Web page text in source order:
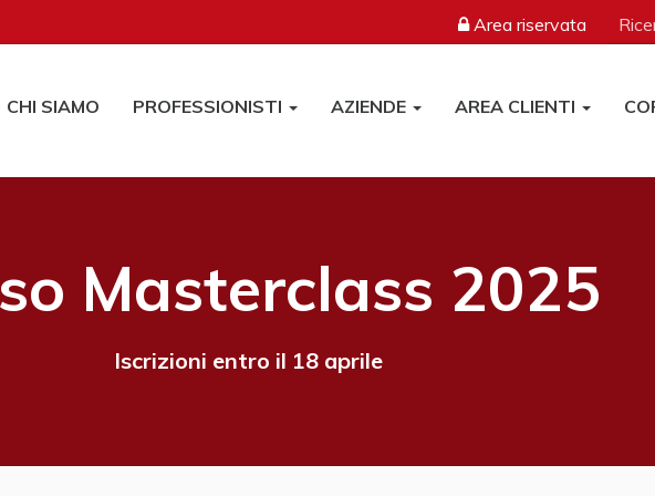
Area riservata
CHI SIAMO PROFESSIONISTI AZIENDE AREA CLIENTI
Masterclass 2025
Iscrizioni entro il 18 aprile